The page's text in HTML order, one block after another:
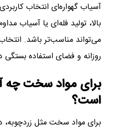
آسیاب گهواره‌ای انتخاب
بالا، تولید فله‌ای یا آسیاب
می‌تواند مناسب‌تر باشد.
روزانه و فضای استفاده بستگی
برای مواد سخت چه
است؟
برای مواد سخت مثل